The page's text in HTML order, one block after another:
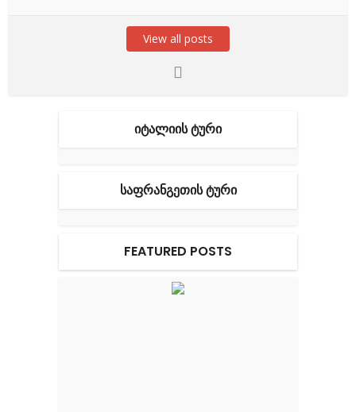
View all posts
ᲘᲢᲐᲚᲘᲘᲡ ᲢᲣᲠᲘ
ᲡᲐᲤᲠᲐᲜᲒᲔᲗᲘᲡ ᲢᲣᲠᲘ
FEATURED POSTS